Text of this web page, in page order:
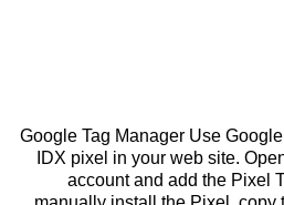
Google Tag Manager Use
IDX pixel in your web site.
account and add the Pixel